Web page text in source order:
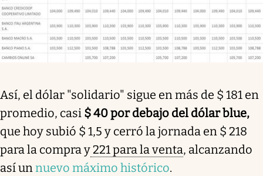
Así, el dólar "solidario" sigue en más de $ 181 en
promedio, casi $ 40 por debajo del dólar blue,
que hoy subió $ 1,5 y cerró la jornada en $ 218
para la compra y221 para la venta, alcanzando
así unnuevo máximo histórico.